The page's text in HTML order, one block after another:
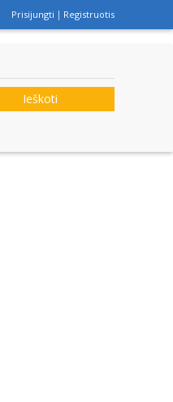
Prisijungti Registruotis
Ieškoti